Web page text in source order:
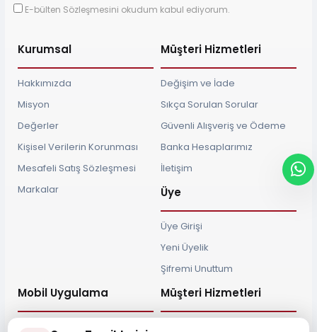
E-bülten Sözleşmesini okudum kabul ediyorum.
Kurumsal
Hakkımızda
Misyon
Değerler
Kişisel Verilerin Korunması
Mesafeli Satış Sözleşmesi
Markalar
Müşteri Hizmetleri
Değişim ve İade
Sıkça Sorulan Sorular
Güvenli Alışveriş ve Ödeme
Banka Hesaplarımız
İletişim
Üye
Üye Girişi
Yeni Üyelik
Şifremi Unuttum
Mobil Uygulama Müşteri Hizmetleri